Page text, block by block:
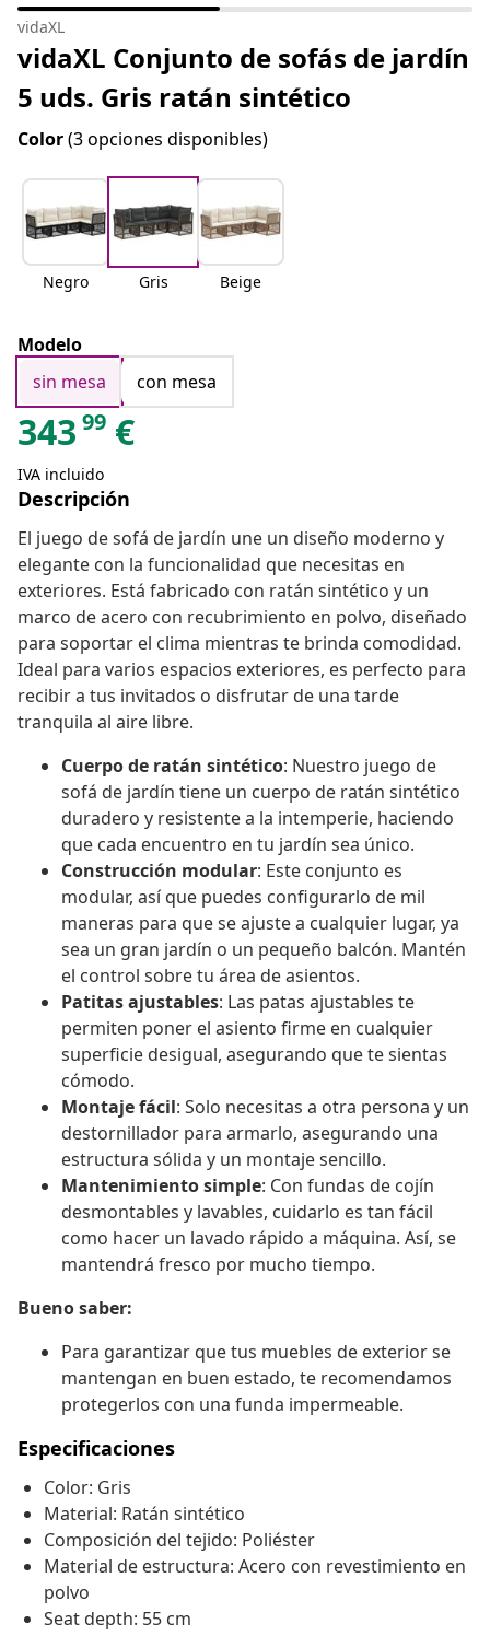
vidaXL
vidaXL Conjunto de sofás de jardín
5 uds. Gris ratán sintético
Color(3 opciones disponibles)
Negro Gris Beige
Modelo
sin mesa
con mesa
343 99 €
IVA incluido
Descripción
El juego de sofá de jardín une un diseño moderno y
elegante con la funcionalidad que necesitas en
exteriores. Está fabricado con ratán sintético y un
marco de acero con recubrimiento en polvo, diseñado
para soportar el clima mientras te brinda comodidad.
Ideal para varios espacios exteriores, es perfecto para
recibir a tus invitados o disfrutar de una tarde
tranquila al aire libre.
Cuerpo de ratán sintético: Nuestro juego de
sofá de jardín tiene un cuerpo de ratán sintético
duradero y resistente a la intemperie, haciendo
que cada encuentro en tu jardín sea único.
Construcción modular: Este conjunto es
modular, así que puedes configurarlo de mil
maneras para que se ajuste a cualquier lugar, ya
sea un gran jardín o un pequeño balcón. Mantén
el control sobre tu área de asientos.
Patitas ajustables: Las patas ajustables te
permiten poner el asiento firme en cualquier
superficie desigual, asegurando que te sientas
cómodo.
Montaje fácil: Solo necesitas a otra persona y un
destornillador para armarlo, asegurando una
estructura sólida y un montaje sencillo.
Mantenimiento simple: Con fundas de cojín
desmontables y lavables, cuidarlo es tan fácil
como hacer un lavado rápido a máquina. Así, se
mantendrá fresco por mucho tiempo.
Bueno saber:
Para garantizar que tus muebles de exterior se
mantengan en buen estado, te recomendamos
protegerlos con una funda impermeable.
Especificaciones
Color: Gris
Material: Ratán sintético
Composición del tejido: Poliéster
Material de estructura: Acero con revestimiento en
polvo
Seat depth: 55 cm